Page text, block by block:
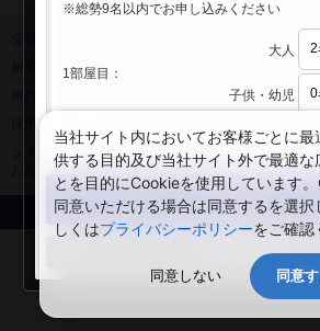
プライバシ
旅行業登録票・約款
ニュースリ
採用情報
システムメンテナンスの
お知らせ
Copyright © NIPPON TRAVEL AGENCY Co.,LTD. All
※総勢9名以内でお申し込みください
1部屋目：
大人
子供・幼児
検索する
閉じる
当社サイト内においてお客様ごとに最
供する目的及び当社サイト外で最適な
とを目的にCookieを使用しています
同意いただける場合は同意するを選
しくはプライバシーポリシーをご確認
同意しない 同意